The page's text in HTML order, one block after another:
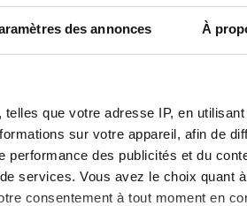
des annonces À
que votre adresse IP, en utilisant
sur votre appareil, afin de
des publicités et du
services. Vous avez le choix quant
consentement à tout moment en